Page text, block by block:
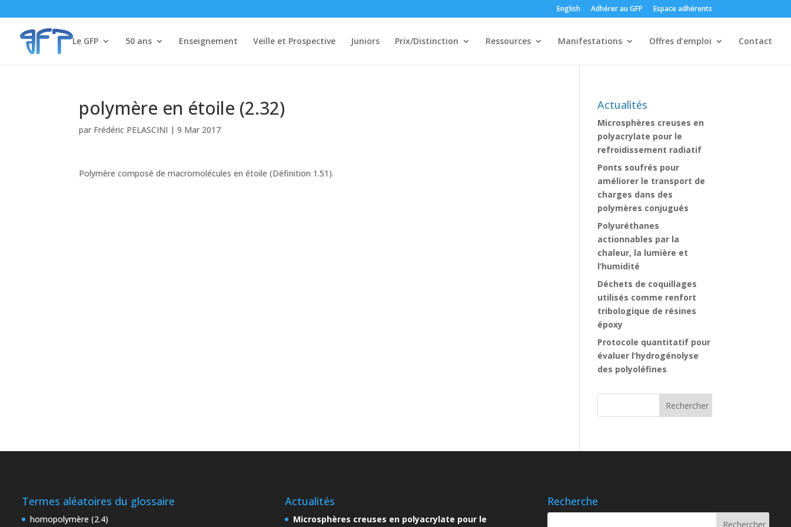
English Adhérer au GFP Espace adhérents
Le GFP 50 ans Enseignement Veille et Prospective Juniors Prix/Distinction Ressources Manifestations Offres d’emploi Contact
polymère en étoile (2.32)
par Frédéric PELASCINI |9 Mar 2017
Polymère composé de macromolécules en étoile (Définition 1.51).
Actualités
Microsphères creuses en
polyacrylate pour le
refroidissement radiatif
Ponts soufrés pour
améliorer le transport de
charges dans des
polymères conjugués
Polyuréthanes
actionnables par la
chaleur, la lumière et
l’humidité
Déchets de coquillages
utilisés comme renfort
tribologique de résines
époxy
Protocole quantitatif pour
évaluer l’hydrogénolyse
des polyoléfines
Termes aléatoires du glossaire
homopolymère (2.4)
Actualités
Microsphères creuses en polyacrylate pour le
Recherche